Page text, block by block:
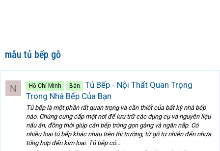
mẫu tủ bếp gỗ
N Hồ Chí Minh Bán
Tủ Bếp - Nội Thất Quan Trọng
Trong Nhà Bếp Của Bạn
Tủ bếp là một phần rất quan trọng và cần thiết của bất kỳ nhà bếp
nào. Chúng cung cấp một nơi để lưu trữ các dụng cụ và nguyên liệu
nấu ăn, đồng thời giúp căn bếp trông gọn gàng và ngăn nắp. Có
nhiều loại tủ bếp khác nhau trên thị trường, từ gỗ tự nhiên đến nhựa
tổng hợp đến kim loại. Tủ bếp có...